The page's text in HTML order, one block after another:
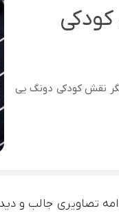
نقش کودکی دونگ یی
تصاویری جالب و